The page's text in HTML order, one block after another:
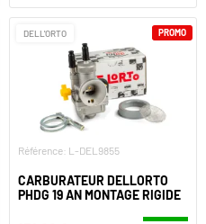
DELL'ORTO
Référence: L-DEL9855
CARBURATEUR DELLORTO
PHDG 19 AN MONTAGE RIGIDE
PROMO